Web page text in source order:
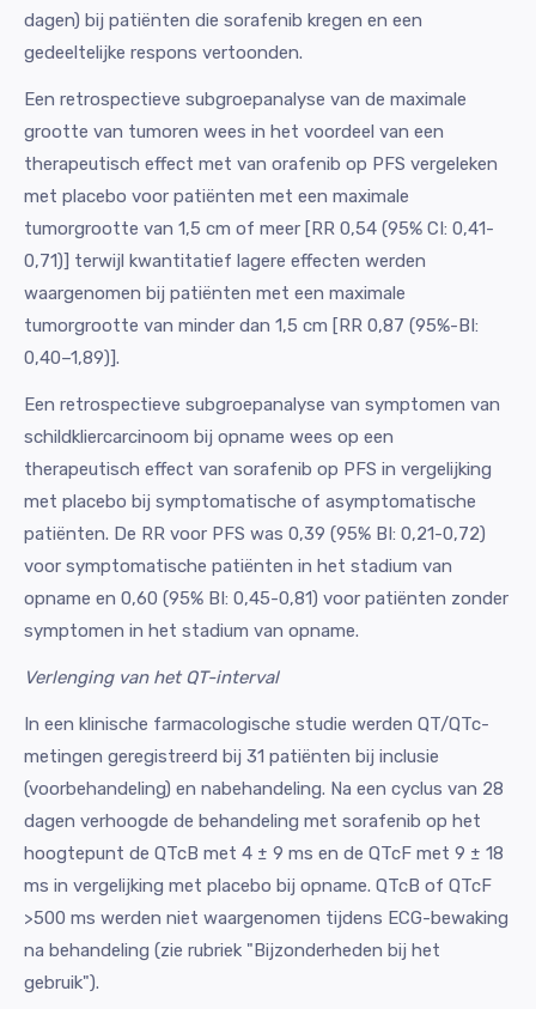
dagen) bij patiënten die sorafenib kregen en een
gedeeltelijke respons vertoonden.
Een retrospectieve subgroepanalyse van de maximale
grootte van tumoren wees in het voordeel van een
therapeutisch effect met van orafenib op PFS vergeleken
met placebo voor patiënten met een maximale
tumorgrootte van 1,5 cm of meer [RR 0,54 (95% CI: 0,41-
0,71)] terwijl kwantitatief lagere effecten werden
waargenomen bij patiënten met een maximale
tumorgrootte van minder dan 1,5 cm [RR 0,87 (95%-BI:
0,40–1,89)].
Een retrospectieve subgroepanalyse van symptomen van
schildkliercarcinoom bij opname wees op een
therapeutisch effect van sorafenib op PFS in vergelijking
met placebo bij symptomatische of asymptomatische
patiënten. De RR voor PFS was 0,39 (95% BI: 0,21-0,72)
voor symptomatische patiënten in het stadium van
opname en 0,60 (95% BI: 0,45-0,81) voor patiënten zonder
symptomen in het stadium van opname.
Verlenging van het QT-interval
In een klinische farmacologische studie werden QT/QTc-
metingen geregistreerd bij 31 patiënten bij inclusie
(voorbehandeling) en nabehandeling. Na een cyclus van 28
dagen verhoogde de behandeling met sorafenib op het
hoogtepunt de QTcB met 4 ± 9 ms en de QTcF met 9 ± 18
ms in vergelijking met placebo bij opname. QTcB of QTcF
>500 ms werden niet waargenomen tijdens ECG-bewaking
na behandeling (zie rubriek "Bijzonderheden bij het
gebruik").